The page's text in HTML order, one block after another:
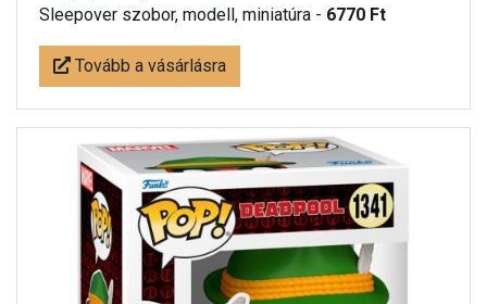
Sleepover szobor, modell, miniatúra - 6770 Ft
Tovább a vásárlásra